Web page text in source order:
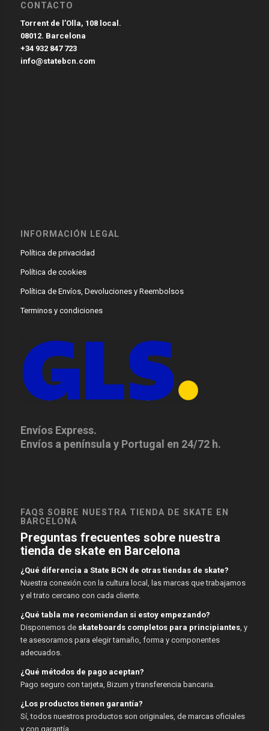
CONTACTO
Torrent de l’Olla, 108 local.
08012. Barcelona
+34 932 847 723
info@statebcn.com
INFORMACIÓN LEGAL
Política de privacidad
Política de cookies
Política de Envíos, Devoluciones y Reembolsos
Terminos y condiciones
Envíos Express.
Envíos a península y Portugal en 24/72 h.
FAQS SOBRE NUESTRA TIENDA DE SKATE EN
BARCELONA
Preguntas frecuentes sobre nuestra
tienda de skate en Barcelona
¿Qué diferencia a State BCN de otras tiendas de skate?
Nuestra conexión con la cultura local, las marcas que trabajamos
y el trato cercano con cada cliente.
¿Qué tabla me recomiendan si estoy empezando?
Disponemos de skateboards completos para principiantes, y
te asesoramos para elegir tamaño, forma y componentes
adecuados.
¿Qué métodos de pago aceptan?
Pago seguro con tarjeta, Bizum y transferencia bancaria.
¿Los productos tienen garantía?
Sí, todos nuestros productos son originales, de marcas oficiales
y con garantía.